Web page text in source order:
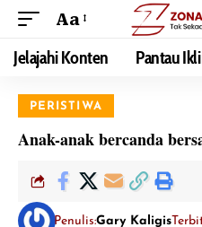
Aa
Jelajahi Konten Pantau
PERISTIWA
Anak-anak bercanda
Penulis:Gary Kaligis